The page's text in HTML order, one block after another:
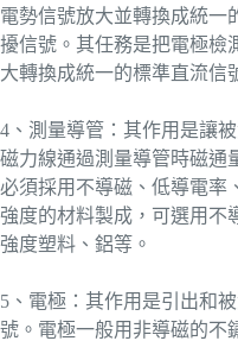
電勢信號放大並轉換成統一
擾信號。其任務是把電極檢
大轉換成統一的標準直流信
4、測量導管：其作用是讓
磁力線通過測量導管時磁通
必須採用不導磁、低導電率
強度的材料製成，可選用不
強度塑料、鋁等。
5、電極：其作用是引出和
號。電極一般用非導磁的不